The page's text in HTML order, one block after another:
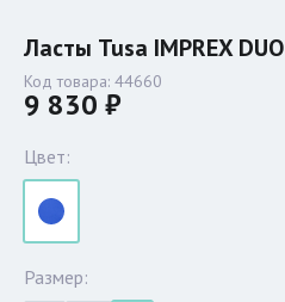
Ласты Tusa IMPREX DUO
Код товара: 44660
9 830 ₽
Цвет:
Размер: